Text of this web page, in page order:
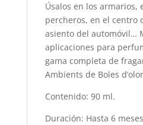
Úsalos en los armarios,
percheros, en el centro
asiento del automóvil…
aplicaciones para
gama completa de
Ambients de Boles d’olor
Contenido: 90 ml.
Duración: Hasta 6